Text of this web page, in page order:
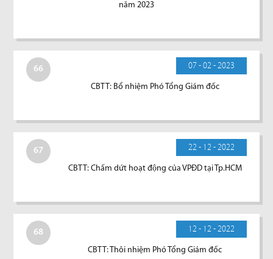
năm 2023
66 07 - 02 - 2023
CBTT: Bổ nhiệm Phó Tổng Giám đốc
67 22 - 12 - 2022
CBTT: Chấm dứt hoạt động của VPĐD tại Tp.HCM
68 12 - 12 - 2022
CBTT: Thôi nhiệm Phó Tổng Giám đốc